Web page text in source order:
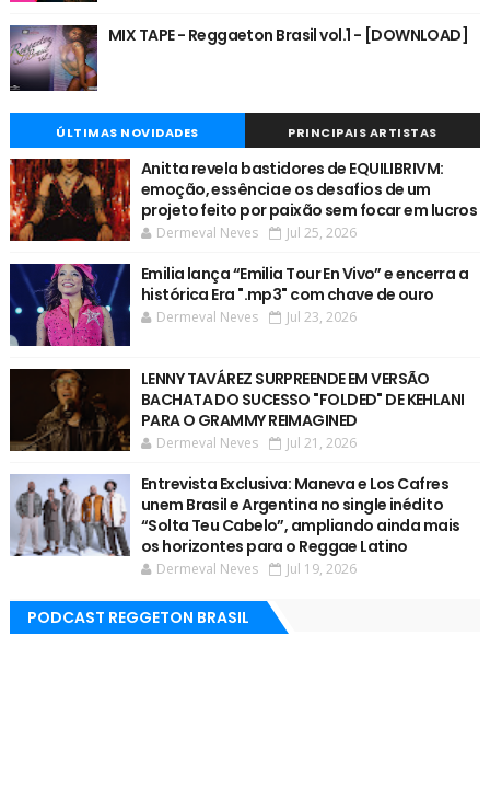
MIX TAPE - Reggaeton Brasil vol.1 - [DOWNLOAD]
ÚLTIMAS NOVIDADES PRINCIPAIS ARTISTAS
Anitta revela bastidores de EQUILIBRIVM:
emoção, essência e os desafios de um
projeto feito por paixão sem focar em lucros
Dermeval Neves Jul 25, 2026
Emilia lança “Emilia Tour En Vivo” e encerra a
histórica Era ".mp3" com chave de ouro
Dermeval Neves Jul 23, 2026
LENNY TAVÁREZ SURPREENDE EM VERSÃO
BACHATA DO SUCESSO "FOLDED" DE KEHLANI
PARA O GRAMMY REIMAGINED
Dermeval Neves Jul 21, 2026
Entrevista Exclusiva: Maneva e Los Cafres
unem Brasil e Argentina no single inédito
“Solta Teu Cabelo”, ampliando ainda mais
os horizontes para o Reggae Latino
Dermeval Neves Jul 19, 2026
PODCAST REGGETON BRASIL